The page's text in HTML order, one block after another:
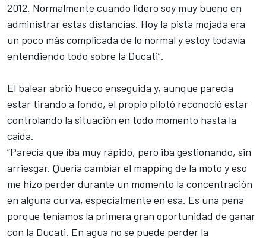
2012. Normalmente cuando lidero soy muy bueno en
administrar estas distancias. Hoy la pista mojada era
un poco más complicada de lo normal y estoy todavía
entendiendo todo sobre la Ducati”.
El balear abrió hueco enseguida y, aunque parecía
estar tirando a fondo, el propio pilotó reconoció estar
controlando la situación en todo momento hasta la
caída.
“Parecía que iba muy rápido, pero iba gestionando, sin
arriesgar. Quería cambiar el mapping de la moto y eso
me hizo perder durante un momento la concentración
en alguna curva, especialmente en esa. Es una pena
porque teníamos la primera gran oportunidad de ganar
con la Ducati. En agua no se puede perder la